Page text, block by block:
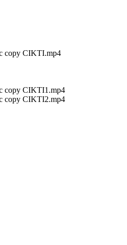
copy CIKTI.mp4
copy CIKTI1.mp4
copy CIKTI2.mp4